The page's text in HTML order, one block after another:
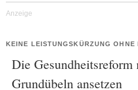
KEINE LEISTUNGSKÜRZUNG OHNE
Die Gesundheitsreform
Grundübeln ansetzen